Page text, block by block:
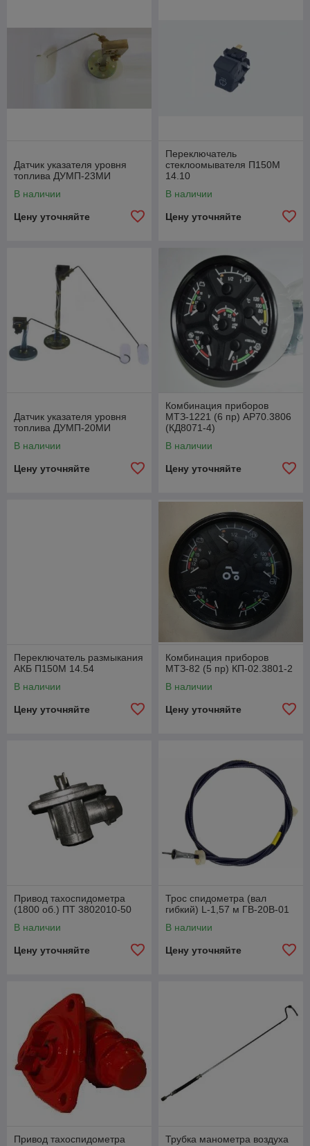
Датчик указателя уровня
топлива ДУМП-23МИ
В наличии
Цену уточняйте
Переключатель
стеклоомывателя П150М
14.10
В наличии
Цену уточняйте
Датчик указателя уровня
топлива ДУМП-20МИ
В наличии
Цену уточняйте
Комбинация приборов
МТЗ-1221 (6 пр) АР70.3806
(КД8071-4)
В наличии
Цену уточняйте
Переключатель размыкания
АКБ П150М 14.54
В наличии
Цену уточняйте
Комбинация приборов
МТЗ-82 (5 пр) КП-02.3801-2
В наличии
Цену уточняйте
Привод тахоспидометра
(1800 об.) ПТ 3802010-50
В наличии
Цену уточняйте
Трос спидометра (вал
гибкий) L-1,57 м ГВ-20В-01
В наличии
Цену уточняйте
Привод тахоспидометра
Трубка манометра воздуха